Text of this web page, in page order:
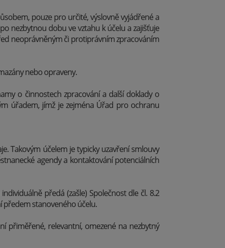
pouze pro určité, výslovně vyjádřené a
nezbytnou dobu ve vztahu k účelu a zajišťuje
neoprávněným či protiprávním zpracováním
nebo opraveny.
o činnostech zpracování a další doklady o
úřadem, jímž je zejména Úřad pro ochranu
Takovým účelem je typicky uzavření smlouvy
agendy a kontaktování potenciálních
předá (zašle) Společnost dle čl. 8.2
předem stanoveného účelu.
přiměřené, relevantní, omezené na nezbytný